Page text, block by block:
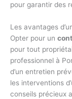
pour garantir des
Les avantages
Opter pour un
pour tout
professionnel à
d’un entretien
les interventions
conseils précieux